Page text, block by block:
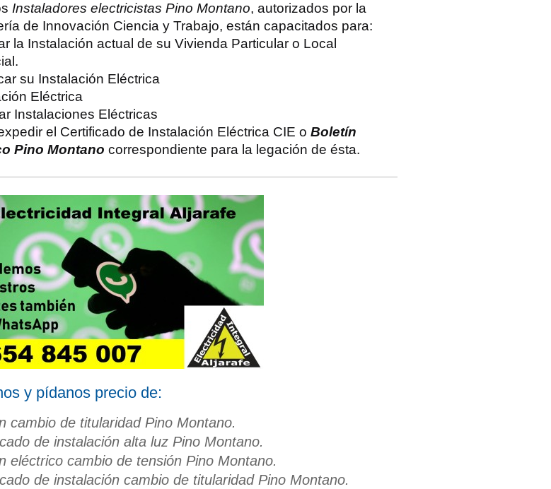
Instaladores electricistas Pino Montano, autorizados por la
de Innovación Ciencia y Trabajo, están capacitados para:
la Instalación actual de su Vivienda Particular o Local
su Instalación Eléctrica
Eléctrica
Instalaciones Eléctricas
el Certificado de Instalación Eléctrica CIE oBoletín
Pino Montano correspondiente para la legación de ésta.
y pídanos precio de:
cambio de titularidad Pino Montano.
de instalación alta luz Pino Montano.
eléctrico cambio de tensión Pino Montano.
de instalación cambio de titularidad Pino Montano.